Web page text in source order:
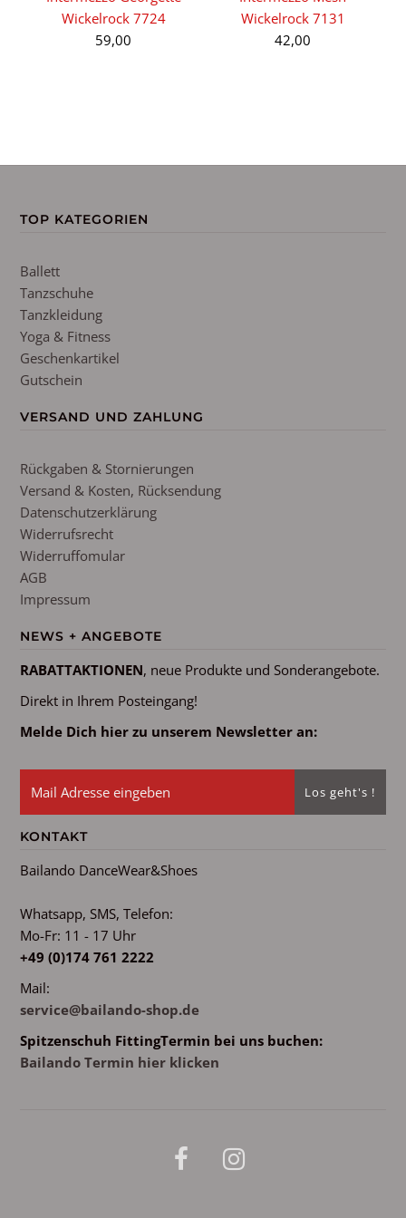
Wickelrock 7724
59,00
Wickelrock 7131
42,00
TOP KATEGORIEN
Ballett
Tanzschuhe
Tanzkleidung
Yoga & Fitness
Geschenkartikel
Gutschein
VERSAND UND ZAHLUNG
Rückgaben & Stornierungen
Versand & Kosten, Rücksendung
Datenschutzerklärung
Widerrufsrecht
Widerruffomular
AGB
Impressum
NEWS + ANGEBOTE
RABATTAKTIONEN, neue Produkte und Sonderangebote.
Direkt in Ihrem Posteingang!
Melde Dich hier zu unserem Newsletter an:
KONTAKT
Bailando DanceWear&Shoes
Whatsapp, SMS, Telefon:
Mo-Fr: 11 - 17 Uhr
+49 (0)174 761 2222
Mail:
service@bailando-shop.de
Spitzenschuh FittingTermin bei uns buchen:
Bailando Termin hier klicken